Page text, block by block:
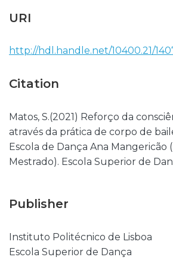
URI
http://hdl.handle.net/10400.21/
Citation
Matos, S.(2021) Reforço da
através da prática de corpo de
Escola de Dança Ana Mangericão
Mestrado). Escola Superior de
Publisher
Instituto Politécnico de Lisboa
Escola Superior de Dança